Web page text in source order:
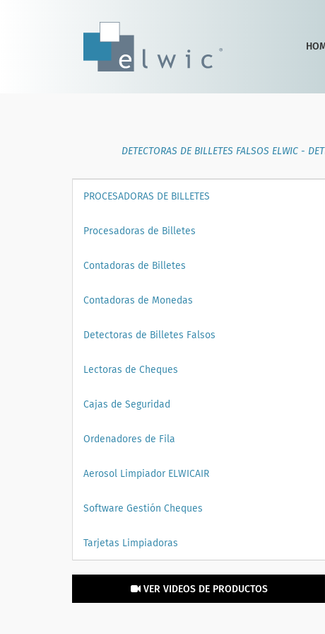
DETECTORAS DE BILLETES FALSOS ELWIC -
PROCESADORAS DE BILLETES
Procesadoras de Billetes
Contadoras de Billetes
Contadoras de Monedas
Detectoras de Billetes Falsos
Lectoras de Cheques
Cajas de Seguridad
Ordenadores de Fila
Aerosol Limpiador ELWICAIR
Software Gestión Cheques
Tarjetas Limpiadoras
VER VIDEOS DE PRODUCTOS